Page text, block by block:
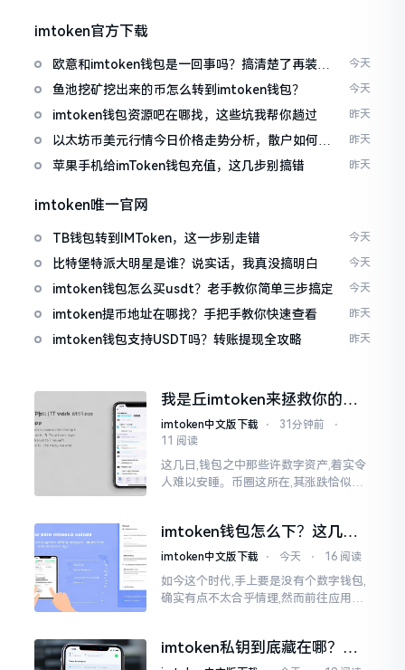
imtoken官方下载
欧意和imtoken钱包是一回事吗？搞清楚了再装钱
包
今天
鱼池挖矿挖出来的币怎么转到imtoken钱包？ 今天
imtoken钱包资源吧在哪找，这些坑我帮你趟过 昨天
以太坊币美元行情今日价格走势分析，散户如何避
免追涨杀跌被套牢
昨天
苹果手机给imToken钱包充值，这几步别搞错 昨天
imtoken唯一官网
TB钱包转到IMToken，这一步别走错 今天
比特堡特派大明星是谁？说实话，我真没搞明白 今天
imtoken钱包怎么买usdt？老手教你简单三步搞定 今天
imtoken提币地址在哪找？手把手教你快速查看 昨天
imtoken钱包支持USDT吗？转账提现全攻略 昨天
我是丘imtoken来拯救你的钱
包
imtoken中文版下载 ⋅ 31分钟前
⋅
11 阅读
这几日,钱包之中那些许数字资产,着实令
人难以安睡。币圈这所在,其涨跌恰似翻
堆币
imtoken钱包怎么下？这几种
靠谱路子别走歪
imtoken中文版下载 ⋅ 今天 ⋅ 16 阅读
如今这个时代,手上要是没有个数字钱包,
确实有点不太合乎情理,然而前往应用商
似乎相似
imtoken私钥到底藏在哪？别
慌，找对地方才安心